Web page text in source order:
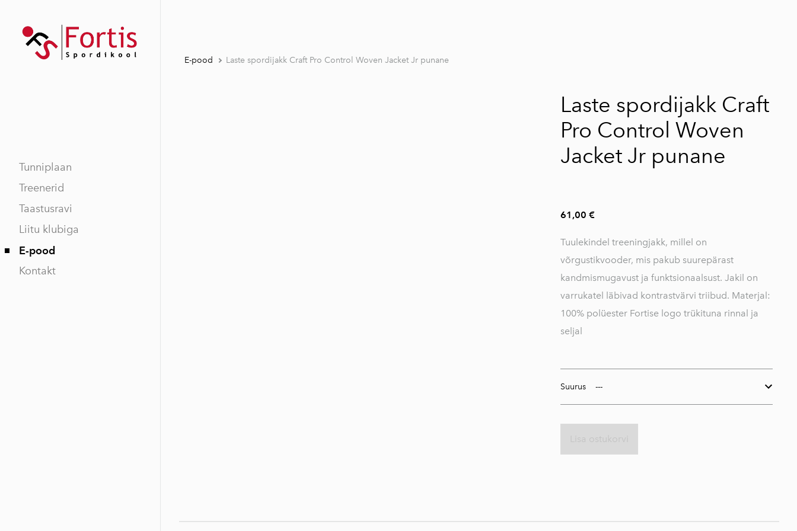
Tunniplaan
Treenerid
Taastusravi
Liitu klubiga
E-pood
Kontakt
E-pood Laste spordijakk Craft Pro Control Woven Jacket Jr punane
Laste spordijakk Craft
Pro Control Woven
Jacket Jr punane
61,00 €
Tuulekindel treeningjakk, millel on
võrgustikvooder, mis pakub suurepärast
kandmismugavust ja funktsionaalsust. Jakil on
varrukatel läbivad kontrastvärvi triibud. Materjal:
100% polüester Fortise logo trükituna rinnal ja
seljal
Suurus